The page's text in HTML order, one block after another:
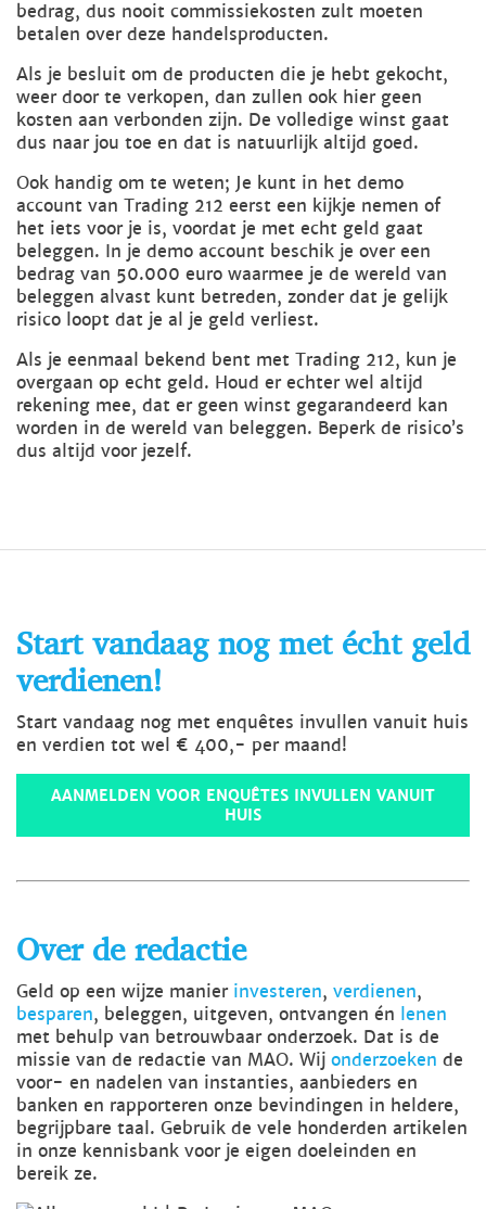
bedrag, dus nooit commissiekosten zult moeten
betalen over deze handelsproducten.
Als je besluit om de producten die je hebt gekocht,
weer door te verkopen, dan zullen ook hier geen
kosten aan verbonden zijn. De volledige winst gaat
dus naar jou toe en dat is natuurlijk altijd goed.
Ook handig om te weten; Je kunt in het demo
account van Trading 212 eerst een kijkje nemen of
het iets voor je is, voordat je met echt geld gaat
beleggen. In je demo account beschik je over een
bedrag van 50.000 euro waarmee je de wereld van
beleggen alvast kunt betreden, zonder dat je gelijk
risico loopt dat je al je geld verliest.
Als je eenmaal bekend bent met Trading 212, kun je
overgaan op echt geld. Houd er echter wel altijd
rekening mee, dat er geen winst gegarandeerd kan
worden in de wereld van beleggen. Beperk de risico’s
dus altijd voor jezelf.
Start vandaag nog met écht geld
verdienen!
Start vandaag nog met enquêtes invullen vanuit huis
en verdien tot wel € 400,- per maand!
AANMELDEN VOOR ENQUÊTES INVULLEN VANUIT
HUIS
Over de redactie
Geld op een wijze manier investeren, verdienen,
besparen, beleggen, uitgeven, ontvangen én lenen
met behulp van betrouwbaar onderzoek. Dat is de
missie van de redactie van MAO. Wij onderzoeken de
voor- en nadelen van instanties, aanbieders en
banken en rapporteren onze bevindingen in heldere,
begrijpbare taal. Gebruik de vele honderden artikelen
in onze kennisbank voor je eigen doeleinden en
bereik ze.